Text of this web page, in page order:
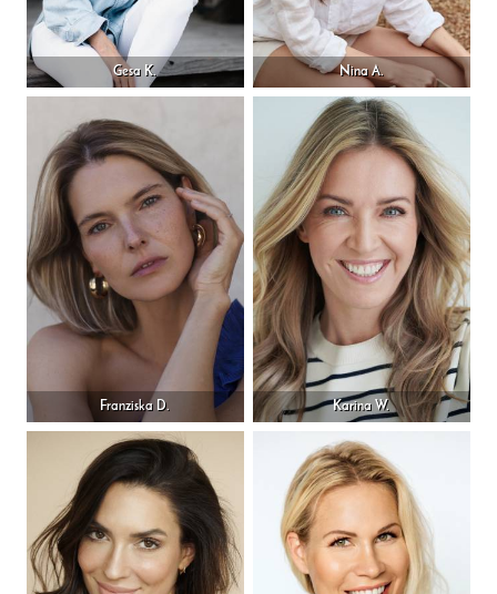
Gesa K. Nina A.
Franziska D. Karina W.